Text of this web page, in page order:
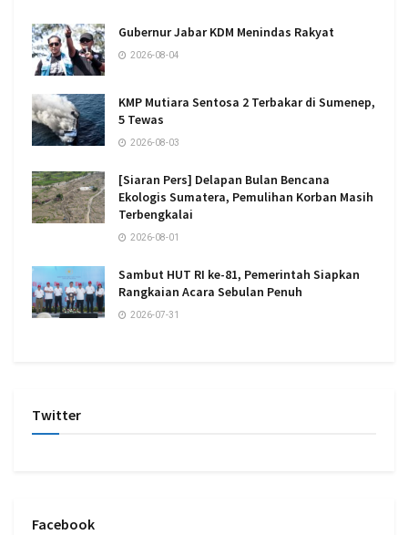
Gubernur Jabar KDM Menindas Rakyat
2026-08-04
KMP Mutiara Sentosa 2 Terbakar di Sumenep,
5 Tewas
2026-08-03
[Siaran Pers] Delapan Bulan Bencana
Ekologis Sumatera, Pemulihan Korban Masih
Terbengkalai
2026-08-01
Sambut HUT RI ke-81, Pemerintah Siapkan
Rangkaian Acara Sebulan Penuh
2026-07-31
Twitter
Facebook